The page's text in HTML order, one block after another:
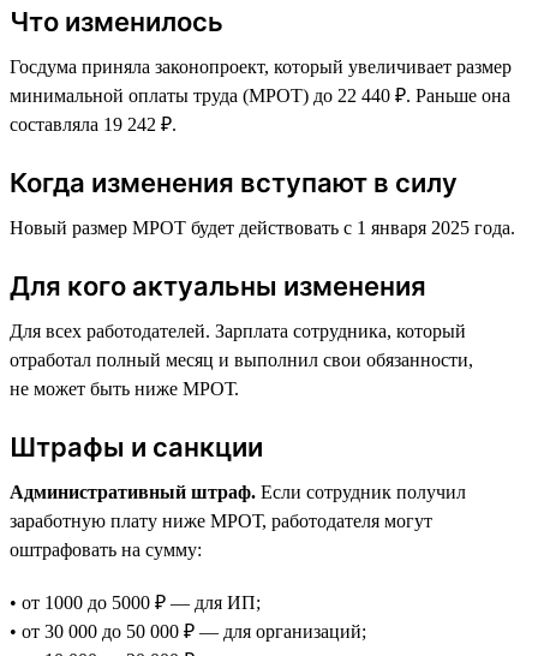
Что изменилось
Госдума приняла законопроект, который увеличивает размер
минимальной оплаты труда (МРОТ) до 22 440 ₽. Раньше она
составляла 19 242 ₽.
Когда изменения вступают в силу
Новый размер МРОТ будет действовать с 1 января 2025 года.
Для кого актуальны изменения
Для всех работодателей. Зарплата сотрудника, который
отработал полный месяц и выполнил свои обязанности,
не может быть ниже МРОТ.
Штрафы и санкции
Административный штраф. Если сотрудник получил
заработную плату ниже МРОТ, работодателя могут
оштрафовать на сумму:
• от 1000 до 5000 ₽ — для ИП;
• от 30 000 до 50 000 ₽ — для организаций;